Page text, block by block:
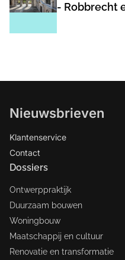
- Robbrecht
Nieuwsbrieven
Klantenservice
Contact
Dossiers
Ontwerppraktijk
Duurzaam bouwen
Woningbouw
Maatschappij en cultuur
Renovatie en transformatie